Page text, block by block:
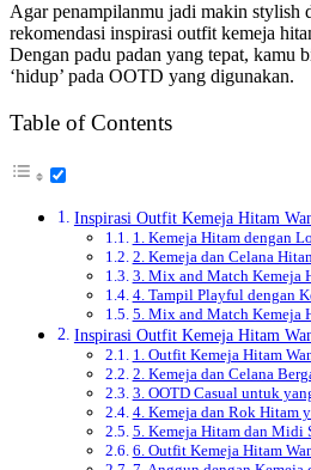
Agar penampilanmu jadi makin stylish
rekomendasi inspirasi outfit kemeja
Dengan padu padan yang tepat, kamu
‘hidup’ pada OOTD yang digunakan.
Table of Contents
Inspirasi Outfit Kemeja Hitam
1. Kemeja Hitam dengan
2. Kemeja dan Celana
3. Mix and Match Kemeja
4. Tampil Playful dengan
5. Mix and Match Kemeja
Inspirasi Outfit Kemeja Hitam
1. Outfit Kemeja Hitam
2. Kemeja dan Celana
3. OOTD Casual untuk
4. Kemeja dan Rok Hitam
5. Kemeja Hitam dan Midi
6. Outfit Kemeja Hitam